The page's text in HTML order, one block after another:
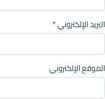
البريد الإلكتروني*
الموقع الإلكتروني